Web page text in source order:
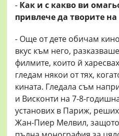
- Как и с какво ви
привлече да творите
- Още от дете обичам
вкус към него,
филмите, които й
гледам някои от тях,
кината. Гледала съм
и Висконти на 7-8-
установих в Париж,
Жан-Пиер Мелвил, защото